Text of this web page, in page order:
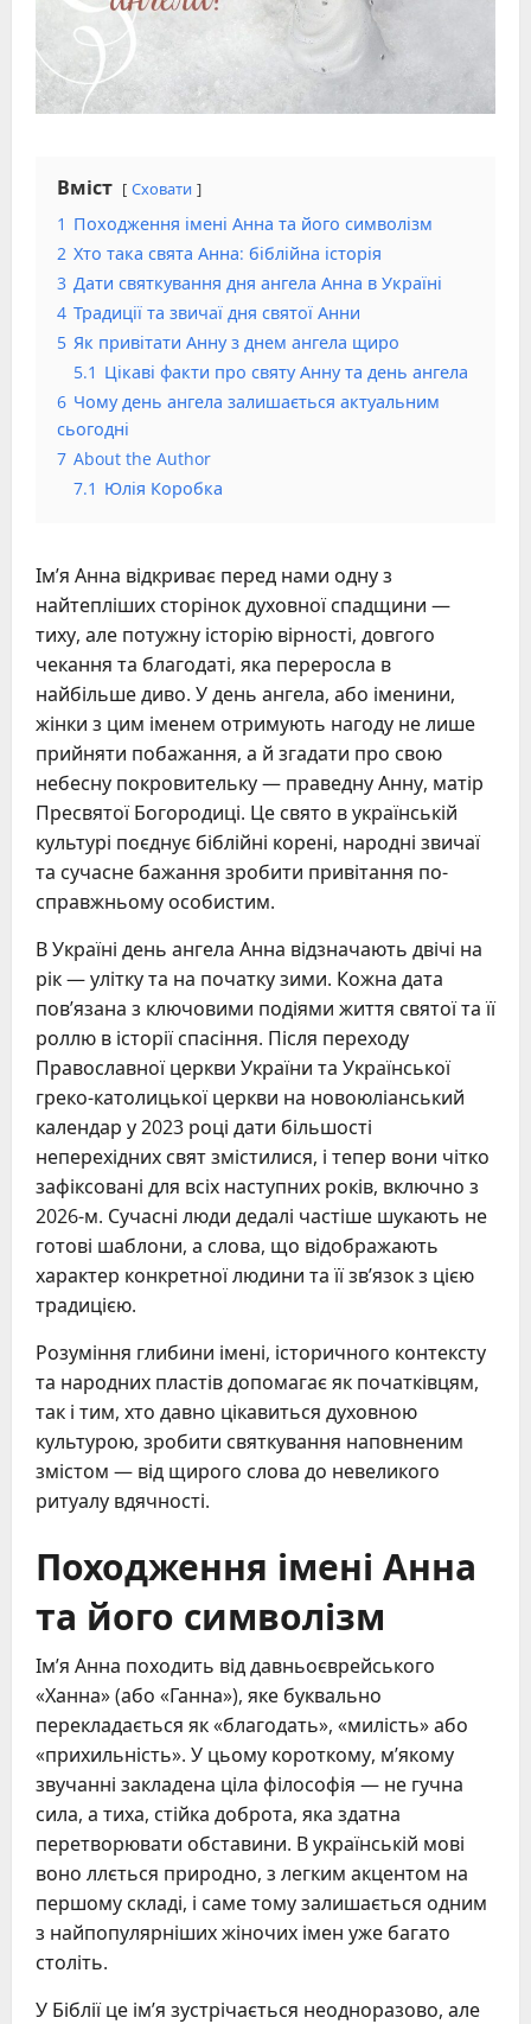
Вміст Сховати
1 Походження імені Анна та його символізм
2 Хто така свята Анна: біблійна історія
3 Дати святкування дня ангела Анна в Україні
4 Традиції та звичаї дня святої Анни
5 Як привітати Анну з днем ангела щиро
5.1 Цікаві факти про святу Анну та день ангела
6 Чому день ангела залишається актуальним
сьогодні
7 About the Author
7.1 Юлія Коробка
Ім’я Анна відкриває перед нами одну з
найтепліших сторінок духовної спадщини —
тиху, але потужну історію вірності, довгого
чекання та благодаті, яка переросла в
найбільше диво. У день ангела, або іменини,
жінки з цим іменем отримують нагоду не лише
прийняти побажання, а й згадати про свою
небесну покровительку — праведну Анну, матір
Пресвятої Богородиці. Це свято в українській
культурі поєднує біблійні корені, народні звичаї
та сучасне бажання зробити привітання по-
справжньому особистим.
В Україні день ангела Анна відзначають двічі на
рік — улітку та на початку зими. Кожна дата
пов’язана з ключовими подіями життя святої та її
роллю в історії спасіння. Після переходу
Православної церкви України та Української
греко-католицької церкви на новоюліанський
календар у 2023 році дати більшості
неперехідних свят змістилися, і тепер вони чітко
зафіксовані для всіх наступних років, включно з
2026-м. Сучасні люди дедалі частіше шукають не
готові шаблони, а слова, що відображають
характер конкретної людини та її зв’язок з цією
традицією.
Розуміння глибини імені, історичного контексту
та народних пластів допомагає як початківцям,
так і тим, хто давно цікавиться духовною
культурою, зробити святкування наповненим
змістом — від щирого слова до невеликого
ритуалу вдячності.
Походження імені Анна
та його символізм
Ім’я Анна походить від давньоєврейського
«Ханна» (або «Ганна»), яке буквально
перекладається як «благодать», «милість» або
«прихильність». У цьому короткому, м’якому
звучанні закладена ціла філософія — не гучна
сила, а тиха, стійка доброта, яка здатна
перетворювати обставини. В українській мові
воно ллється природно, з легким акцентом на
першому складі, і саме тому залишається одним
з найпопулярніших жіночих імен уже багато
століть.
У Біблії це ім’я зустрічається неодноразово, але